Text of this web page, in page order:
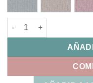
Funda Interior Capazo